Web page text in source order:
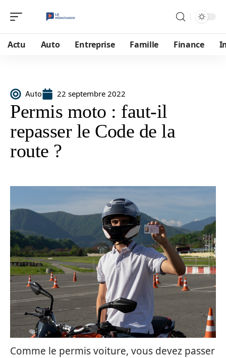
Actu Auto Entreprise Famille Finance
Auto 22 septembre 2022
Permis moto : faut-il
repasser le Code de la
route ?
Comme le permis voiture, vous devez passer